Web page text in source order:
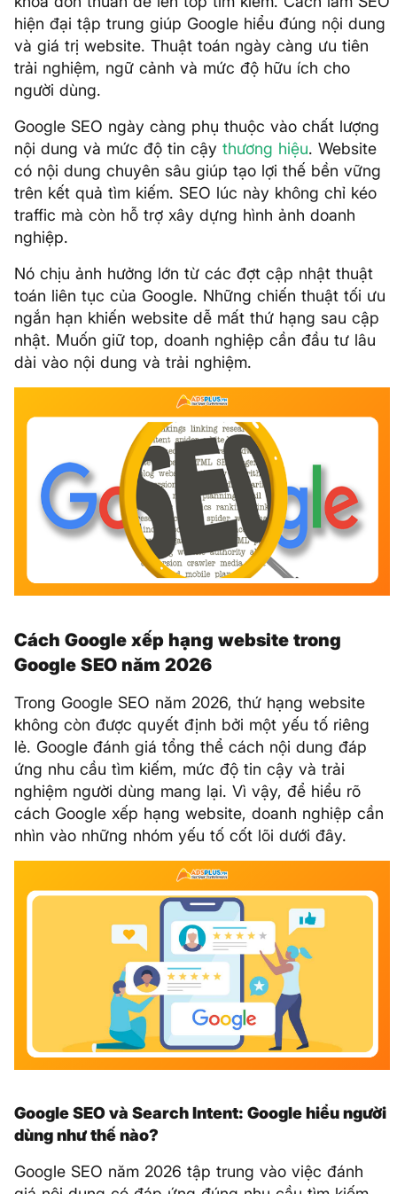
hiện đại tập trung giúp Google hiểu đúng nội dung
và giá trị website. Thuật toán ngày càng ưu tiên
trải nghiệm, ngữ cảnh và mức độ hữu ích cho
người dùng.
Google SEO ngày càng phụ thuộc vào chất lượng
nội dung và mức độ tin cậy thương hiệu. Website
có nội dung chuyên sâu giúp tạo lợi thế bền vững
trên kết quả tìm kiếm. SEO lúc này không chỉ kéo
traffic mà còn hỗ trợ xây dựng hình ảnh doanh
nghiệp.
Nó chịu ảnh hưởng lớn từ các đợt cập nhật thuật
toán liên tục của Google. Những chiến thuật tối ưu
ngắn hạn khiến website dễ mất thứ hạng sau cập
nhật. Muốn giữ top, doanh nghiệp cần đầu tư lâu
dài vào nội dung và trải nghiệm.
Cách Google xếp hạng website trong
Google SEO năm 2026
Trong Google SEO năm 2026, thứ hạng website
không còn được quyết định bởi một yếu tố riêng
lẻ. Google đánh giá tổng thể cách nội dung đáp
ứng nhu cầu tìm kiếm, mức độ tin cậy và trải
nghiệm người dùng mang lại. Vì vậy, để hiểu rõ
cách Google xếp hạng website, doanh nghiệp cần
nhìn vào những nhóm yếu tố cốt lõi dưới đây.
Google SEO và Search Intent: Google hiểu người
dùng như thế nào?
Google SEO năm 2026 tập trung vào việc đánh